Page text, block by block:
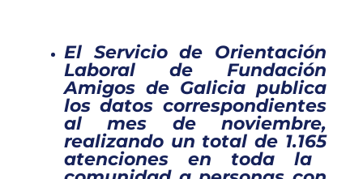
El Servicio de Orientación
Laboral de Fundación
Amigos de Galicia publica
los datos correspondientes
al mes de noviembre,
realizando un total de 1.165
atenciones en toda la